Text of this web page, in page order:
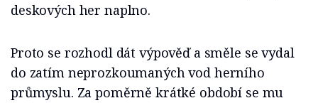
deskových her naplno.
Proto se rozhodl dát výpověď a směle se vydal
do zatím neprozkoumaných vod herního
průmyslu. Za poměrně krátké období se mu